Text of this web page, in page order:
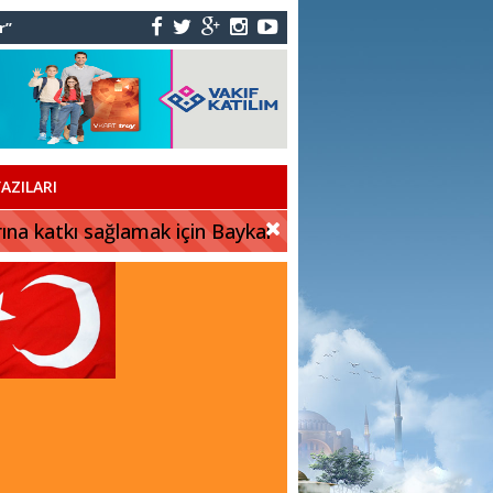
katkı sağlamak için Baykar